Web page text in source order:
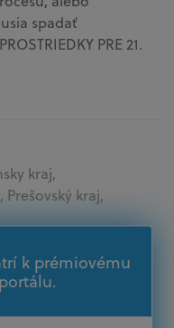
spadať
PRE 21.
kraj,
kraj,
k prémiovému